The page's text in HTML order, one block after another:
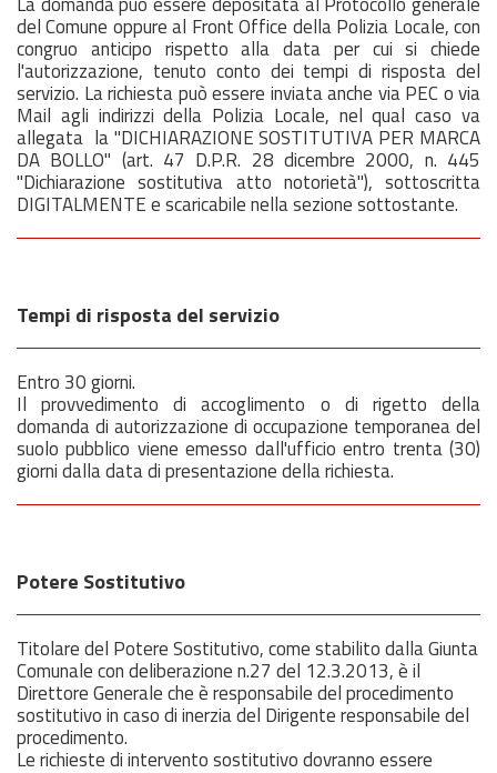
del Comune oppure al Front Office della Polizia Locale, con
congruo anticipo rispetto alla data per cui si chiede
l'autorizzazione, tenuto conto dei tempi di risposta del
servizio. La richiesta può essere inviata anche via PEC o via
Mail agli indirizzi della Polizia Locale, nel qual caso va
allegata la "DICHIARAZIONE SOSTITUTIVA PER MARCA
DA BOLLO" (art. 47 D.P.R. 28 dicembre 2000, n. 445
"Dichiarazione sostitutiva atto notorietà"), sottoscritta
DIGITALMENTE e scaricabile nella sezione sottostante.
Tempi di risposta del servizio
Entro 30 giorni.
Il provvedimento di accoglimento o di rigetto della
domanda di autorizzazione di occupazione temporanea del
suolo pubblico viene emesso dall'ufficio entro trenta (30)
giorni dalla data di presentazione della richiesta.
Potere Sostitutivo
Titolare del Potere Sostitutivo, come stabilito dalla Giunta
Comunale con deliberazione n.27 del 12.3.2013, è il
Direttore Generale che è responsabile del procedimento
sostitutivo in caso di inerzia del Dirigente responsabile del
procedimento.
Le richieste di intervento sostitutivo dovranno essere